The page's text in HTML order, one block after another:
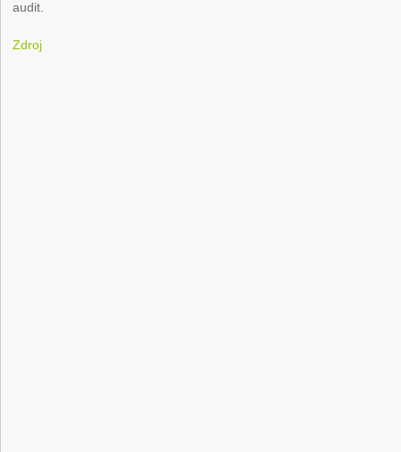
audit.
Zdroj